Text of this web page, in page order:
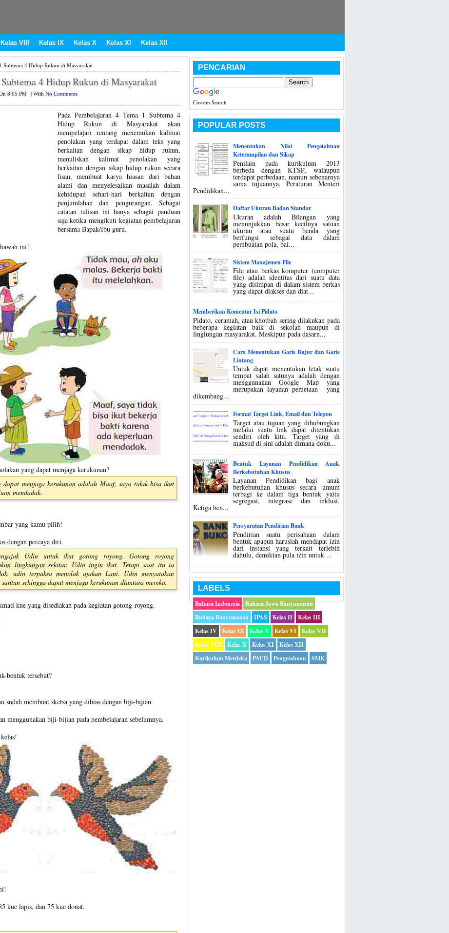
Kelas VIII Kelas IX Kelas X Kelas XI Kelas XII
Subtema 4 Hidup Rukun di Masyarakat
4 Hidup Rukun di Masyarakat
8:05 PM With No Comments
Pada Pembelajaran 4 Tema 1 Subtema 4
Hidup Rukun di Masyarakat akan
mempelajari rentang menemukan kalimat
penolakan yang terdapat dalam teks yang
berkaitan dengan sikap hidup rukun,
menuliskan kalimat penolakan yang
berkaitan dengan sikap hidup rukun secara
lisan, membuat karya hiasan dari bahan
alami dan menyelesaikan masalah dalam
kehidupan sehari-hari berkaitan dengan
penjumlahan dan pengurangan. Sebagai
catatan tulisan ini hanya sebagai panduan
saja ketika mengikuti kegiatan pembelajaran
bersama Bapak/Ibu guru.
ini!
yang dapat menjaga kerukunan?
dapat menjaga kerukunan adalah Maaf, saya tidak bisa ikut
mendadak.
yang kamu pilih!
dengan percaya diri.
Udin untuk ikut gotong royong. Gotong royong
lingkungan sekitar. Udin ingin ikut. Tetapi saat itu ia
udin terpaksa menolak ajakan Lani. Udin menyatakan
sehingga dapat menjaga kerukunan diantara mereka.
kue yang disediakan pada kegiatan gotong-royong.
bentuk tersebut?
sudah membuat sketsa yang dihias dengan biji-bijian.
menggunakan biji-bijian pada pembelajaran sebelumnya.
kue lapis, dan 75 kue donat.
PENCARIAN
Custom Search
POPULAR POSTS
Menentukan Nilai Pengetahuan
Keterampilan dan Sikap
Penilain pada kurikulum 2013
berbeda dengan KTSP, walaupun
terdapat perbedaan, namun sebenarnya
sama tujuannya. Peraturan Menteri
Pendidikan...
Daftar Ukuran Badan Standar
Ukuran adalah Bilangan yang
menunjukkan besar kecilnya satuan
ukuran atau suatu benda yang
berfungsi sebagai data dalam
pembuatan pola, bai...
Sistem Manajemen File
File atau berkas komputer (computer
file) adalah identitas dari suatu data
yang disimpan di dalam sistem berkas
yang dapat diakses dan diat...
Memberikan Komentar Isi Pidato
Pidato, ceramah, atau khotbah sering dilakukan pada
beberapa kegiatan baik di sekolah maupun di
linglungan masyarakat. Meskipun pada dasarn...
Cara Menentukan Garis Bujur dan Garis
Lintang
Untuk dapat menentukan letak suatu
tempat salah satunya adalah dengan
menggunakan Google Map yang
merupakan layanan pemetaan yang
dikembang...
Format Target Link, Email dan Telepon
Target atau tujuan yang dihubungkan
melalui suatu link dapat ditentukan
sendiri oleh kita. Target yang di
maksud di sini adalah dimana doku...
Bentuk Layanan Pendidikan Anak
Berkebutuhan Khusus
Layanan Pendidikan bagi anak
berkebutuhan khusus secara umum
terbagi ke dalam tiga bentuk yaitu
segregasi, integrase dan inklusi.
Ketiga ben...
Persyaratan Pendirian Bank
Pendirian suatu perisahaan dalam
bentuk apapun haruslah mendapat izin
dari instansi yang terkait terlebih
dahulu, demikian pula izin untuk ...
LABELS
Bahasa Indonesia
Bahasa Jawa Banyumasan
Budaya Banyumasan
IPAS Kelas II
Kelas III
Kelas IV
Kelas IX Kelas V Kelas VI
Kelas VII
Kelas VIII
Kelas X Kelas XI
Kelas XII
Kurikulum Merdeka
PAUD Pengetahuan SMK